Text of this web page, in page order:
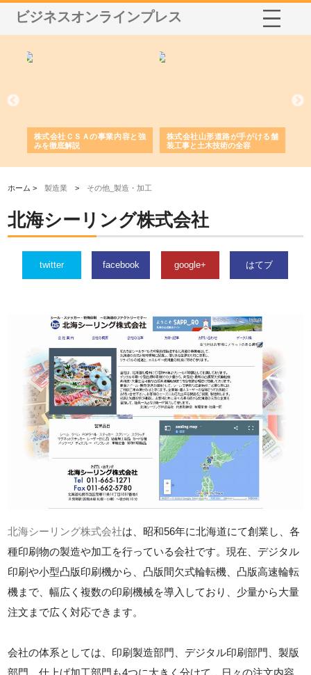
ビジネスオンラインプレス
株式会社ＣＳＡの事業内容と強
みを徹底解説
株式会社山形道路が手がける舗
装工事と土木技術の全容
ホーム >製造業 > その他_製造・加工
北海シーリング株式会社
twitter facebook google+ はてブ
北海シーリング株式会社は、昭和56年に北海道にて創業し、各
種印刷物の製造や加工を行っている会社です。現在、デジタル
印刷や小型凸版印刷機から、凸版間欠式輪転機、凸版高速輪転
機まで、幅広く複数の印刷機械を導入しており、少量から大量
注文まで広く対応できます。
会社の体系としては、印刷製造部門、デジタル印刷部門、製版
部門、仕上げ加工部門も4つに大きく分けて、日々の注文内容